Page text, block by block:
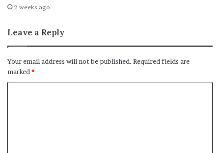
2 weeks ago
Leave a Reply
Your email address will not be published. Required fields are
marked *